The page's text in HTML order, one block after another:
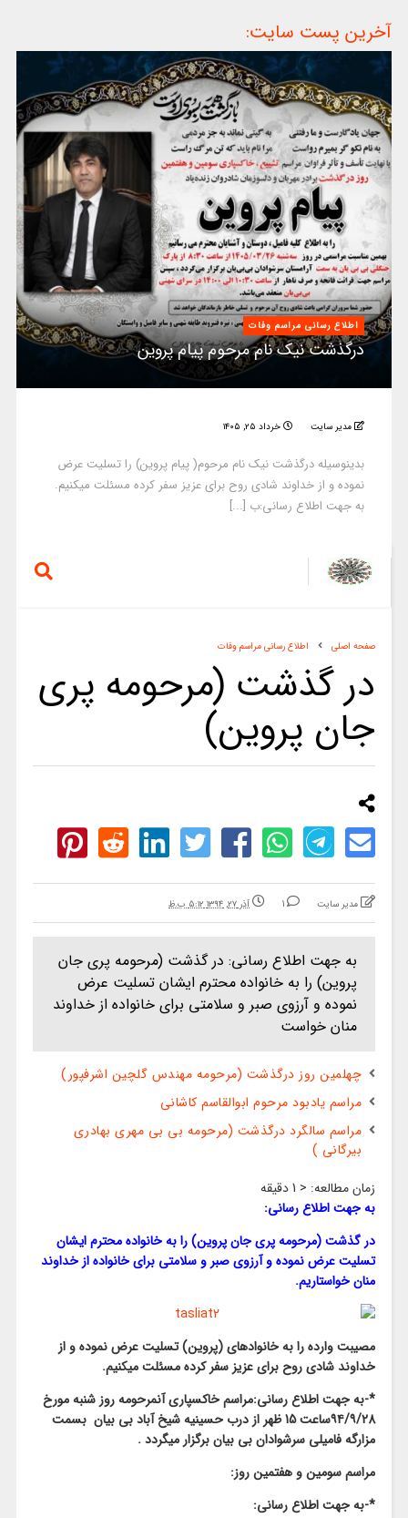
آخرین پست سایت:
اطلاع رسانی مراسم وفات
درگذشت نیک نام مرحوم پیام پروین
مدیر سایت خرداد ۲۵, ۱۴۰۵
بدینوسیله درگذشت نیک نام مرحوم( پیام پروین) را تسلیت عرض
نموده و از خداوند شادی روح برای عزیز سفر کرده مسئلت میکنیم.
به جهت اطلاع رسانی:ب [...]
صفحه اصلی اطلاع رسانی مراسم وفات
در گذشت (مرحومه پری
جان پروین)
مدیر سایت 1 آذر ۲۷, ۱۳۹۴ ۵:۱۲ ب.ظ
به جهت اطلاع رسانی: در گذشت (مرحومه پری جان
پروین) را به خانواده محترم ایشان تسلیت عرض
نموده و آرزوی صبر و سلامتی برای خانواده از خداوند
منان خواست
چهلمین روز درگذشت (مرحومه مهندس گلچین اشرفپور)
مراسم یادبود مرحوم ابوالقاسم کاشانی
مراسم سالگرد درگذشت (مرحومه بی بی مهری بهادری
بیرگانی )
زمان مطالعه: < 1 دقیقه
به جهت اطلاع رسانی:
در گذشت (مرحومه پری جان پروین) را به خانواده محترم ایشان
تسلیت عرض نموده و آرزوی صبر و سلامتی برای خانواده از خداوند
منان خواستاریم.
مصیبت وارده را به خانوادهای (پروین) تسلیت عرض نموده و از
خداوند شادی روح برای عزیز سفر کرده مسئلت میکنیم.
*-به جهت اطلاع رسانی:مراسم خاکسپاری آنمرحومه روز شنبه مورخ
۹۴/۹/28ساعت 15 ظهر از درب حسینیه شیخ آباد بی بیان بسمت
مزارگه فامیلی سرشوادان بی بیان برگزار میگردد .
مراسم سومین و هفتمین روز:
*-به جهت اطلاع رسانی: